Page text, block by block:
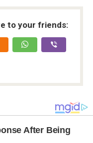
to your friends: